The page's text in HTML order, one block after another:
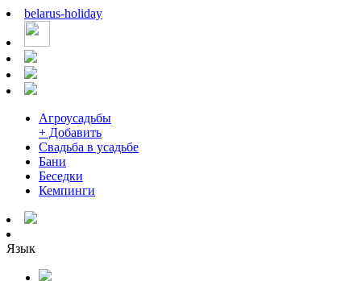
belarus-holiday
Агроусадьбы
+ Добавить
Свадьба в усадьбе
Бани
Беседки
Кемпинги
Язык